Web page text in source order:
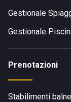
Gestionale
Gestionale
Prenotazioni
Stabilimenti